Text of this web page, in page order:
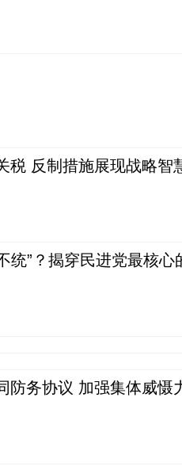
税 反制措施展现战略智
统”？揭穿民进党最核心
防务协议 加强集体威慑